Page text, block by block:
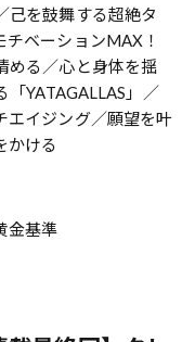
己を鼓舞する超絶タ
ベーションMAX！
める／心と身体を揺
YATAGALLAS」／
エイジング／願望を叶
かける
金基準